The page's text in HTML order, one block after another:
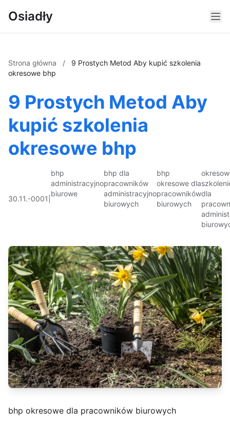
Osiadły
Strona główna /
9 Prostych Metod Aby kupić szkolenia
okresowe bhp
9 Prostych Metod Aby
kupić szkolenia
okresowe bhp
30.11.-0001
bhp
administracyjno
biurowe
bhp dla
pracowników
administracyjno
biurowych
bhp
okresowe dla
pracowników
biurowych
dla
bhp okresowe dla pracowników biurowych